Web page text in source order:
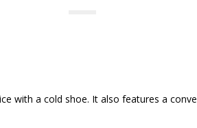
with a cold shoe. It also features a